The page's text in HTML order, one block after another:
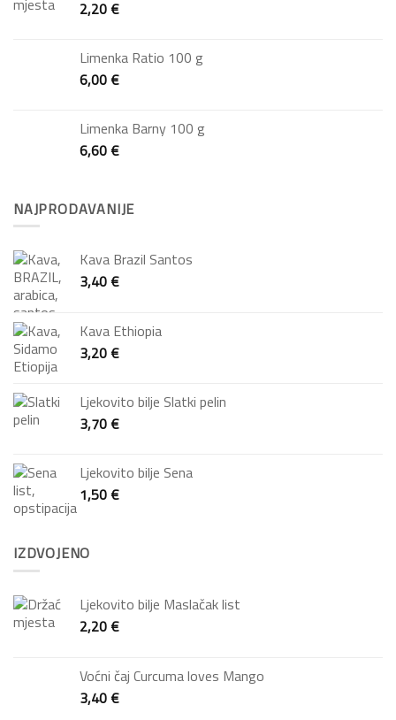
2,20€
Limenka Ratio 100 g
6,00€
Limenka Barny 100 g
6,60€
NAJPRODAVANIJE
Kava Brazil Santos
3,40€
Kava Ethiopia
3,20€
Ljekovito bilje Slatki pelin
3,70€
Ljekovito bilje Sena
1,50€
IZDVOJENO
Ljekovito bilje Maslačak list
2,20€
Voćni čaj Curcuma loves Mango
3,40€